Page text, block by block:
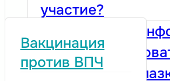
участие?
Как получить
и
прохождения
Вакцинация
против ВПЧ